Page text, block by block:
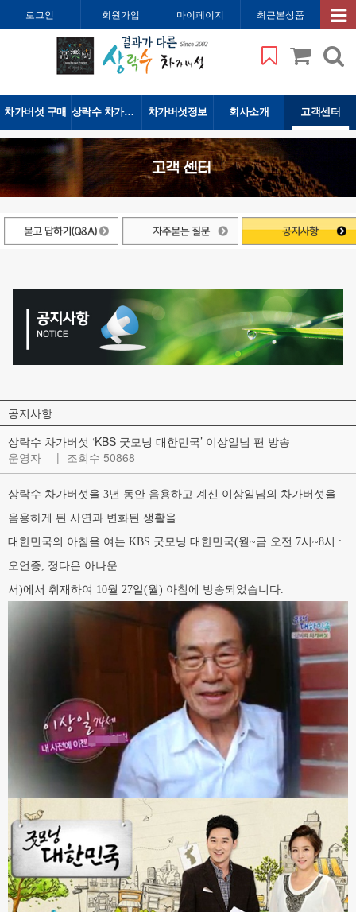
로그인 회원가입 마이페이지 최근본상품
차가버섯 구매 상락수 차가버섯 차가버섯정보 회사소개 고객센터
공지사항
상락수 차가버섯 ‘KBS 굿모닝 대한민국’ 이상일님 편 방송
작
성
자:
운영자 | 조회수 50868
상락수 차가버섯을 3년 동안 음용하고 계신 이상일님의 차가버섯을
음용하게 된 사연과 변화된 생활을
대한민국의 아침을 여는 KBS 굿모닝 대한민국(월~금 오전 7시~8시 :
오언종, 정다은 아나운
서)에서 취재하여 10월 27일(월) 아침에 방송되었습니다.